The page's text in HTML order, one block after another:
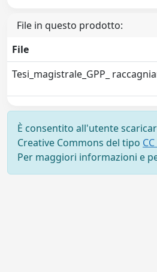
File in questo prodotto:
File
Tesi_magistrale_GPP_
È consentito all'utente
Creative Commons del tipo
Per maggiori informazioni e